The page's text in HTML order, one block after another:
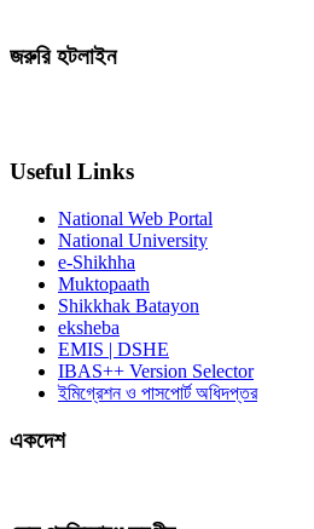
জরুরি হটলাইন
Useful Links
National Web Portal
National University
e-Shikhha
Muktopaath
Shikkhak Batayon
eksheba
EMIS | DSHE
IBAS++ Version Selector
ইমিগ্রেশন ও পাসপোর্ট অধিদপ্তর
একদেশ